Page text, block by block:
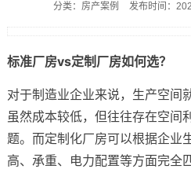
分类：房产案例 发布时间：
标准厂房vs定制厂房如何选？
对于制造业企业来说，生产空间
虽然成本较低，但往往存在空间
题。而定制化厂房可以根据企业
高、承重、电力配置等方面完全